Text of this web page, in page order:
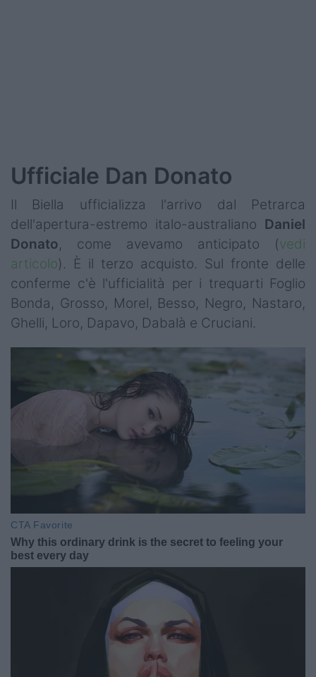
Ufficiale Dan Donato
Il Biella ufficializza l'arrivo dal Petrarca
dell'apertura-estremo italo-australiano Daniel
Donato, come avevamo anticipato (vedi
articolo). È il terzo acquisto. Sul fronte delle
conferme c'è l'ufficialità per i trequarti Foglio
Bonda, Grosso, Morel, Besso, Negro, Nastaro,
Ghelli, Loro, Dapavo, Dabalà e Cruciani.